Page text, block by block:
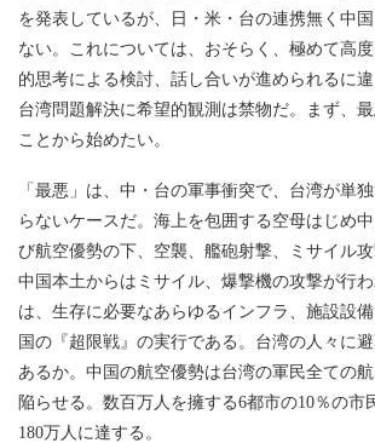
を発表しているが、日・米・台の連携無く中
ない。これについては、おそらく、極めて高
的思考による検討、話し合いが進められるに違
台湾問題解決に希望的観測は禁物だ。まず、
ことから始めたい。
「最悪」は、中・台の軍事衝突で、台湾が単
らないケースだ。海上を包囲する空母はじめ
び航空優勢の下、空襲、艦砲射撃、ミサイル攻
中国本土からはミサイル、爆撃機の攻撃が行
は、生存に必要なあらゆるインフラ、施設設
国の『超限戦』の実行である。台湾の人々に
あるか。中国の航空優勢は台湾の軍民全ての
陥らせる。数百万人を擁する6都市の10％の市
180万人に達する。